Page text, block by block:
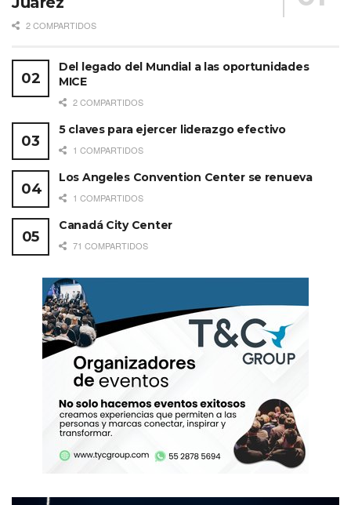
2 COMPARTIDOS
Del legado del Mundial a las oportunidades
MICE
2 COMPARTIDOS
5 claves para ejercer liderazgo efectivo
1 COMPARTIDOS
Los Angeles Convention Center se renueva
1 COMPARTIDOS
Canadá City Center
71 COMPARTIDOS